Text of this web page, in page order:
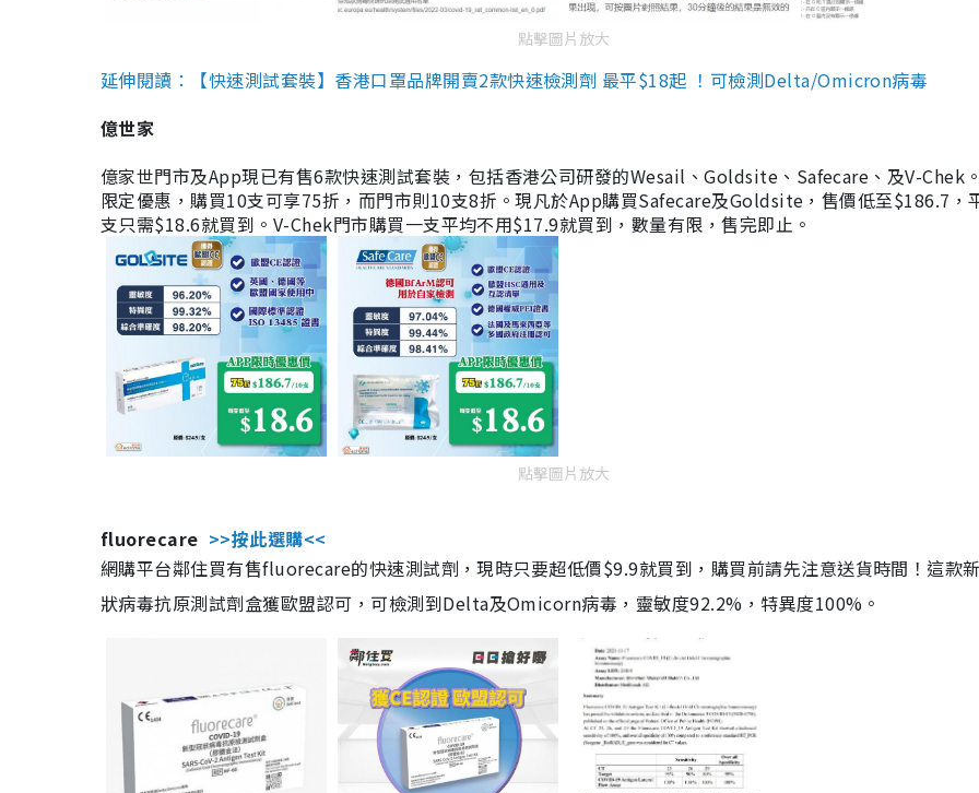
點擊圖片放大
延伸閱讀：【快速測試套裝】香港口罩品牌開賣2款快速檢測劑 最平$18起 ！可檢測Delta/Omicron病毒
億世家
億家世門市及App現已有售6款快速測試套裝，包括香港公司研發的Wesail、Goldsite、Safecare、及V-Chek
限定優惠，購買10支可享75折，而門市則10支8折。現凡於App購買Safecare及Goldsite，售價低至$186.7，
支只需$18.6就買到。V-Chek門市購買一支平均不用$17.9就買到，數量有限，售完即止。
點擊圖片放大
fluorecare >>按此選購<<
網購平台鄰住買有售fluorecare的快速測試劑，現時只要超低價$9.9就買到，購買前請先注意送貨時間！這款
狀病毒抗原測試劑盒獲歐盟認可，可檢測到Delta及Omicorn病毒，靈敏度92.2%，特異度100%。